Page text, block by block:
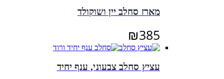
מארז סחלב יין ושוקולד
₪385
עציץ סחלב צבעוני, ענף יחיד